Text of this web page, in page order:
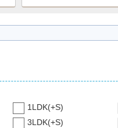
1LDK(+S)
3LDK(+S)